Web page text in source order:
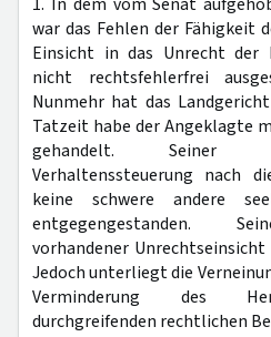
war das Fehlen der Fähigkeit
Einsicht in das Unrecht der
nicht rechtsfehlerfrei
Nunmehr hat das
Tatzeit habe der Angeklagte
gehandelt. Seiner
Verhaltenssteuerung nach
keine schwere andere
entgegengestanden.
vorhandener
Jedoch unterliegt die
Verminderung des
durchgreifenden rechtlichen